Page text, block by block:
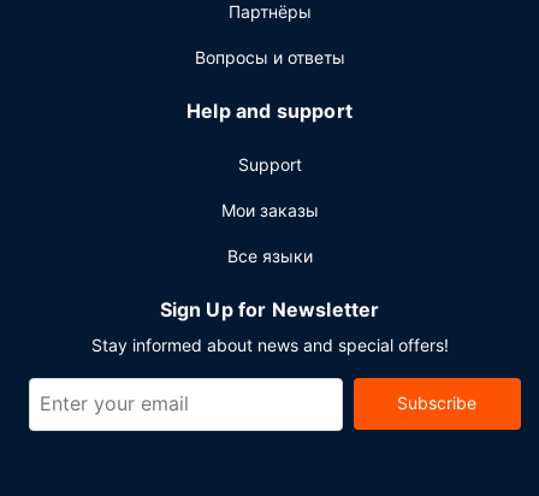
Партнёры
Вопросы и ответы
Help and support
Support
Мои заказы
Все языки
Sign Up for Newsletter
Stay informed about news and special offers!
Subscribe